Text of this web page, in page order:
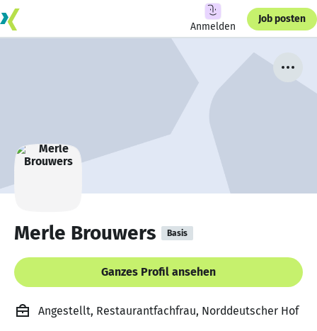
Anmelden
Job posten
Merle Brouwers Basis
Ganzes Profil ansehen
Angestellt, Restaurantfachfrau, Norddeutscher Hof